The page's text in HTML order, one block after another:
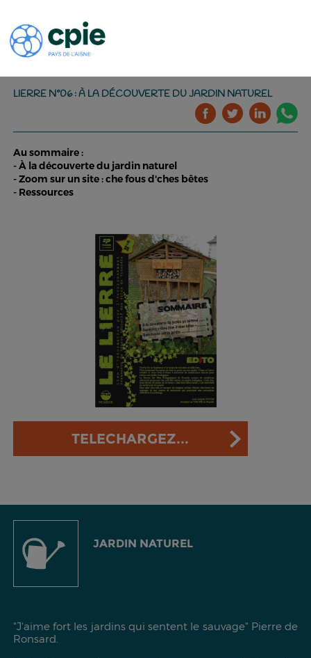
LIERRE N°06 : À LA DÉCOUVERTE DU JARDIN NATUREL
Au sommaire :
- À la découverte du jardin naturel
- Zoom sur un site : che fous d'ches bêtes
- Ressources
TELECHARGEZ...
JARDIN NATUREL
"J'aime fort les jardins qui sentent le sauvage" Pierre de
Ronsard.